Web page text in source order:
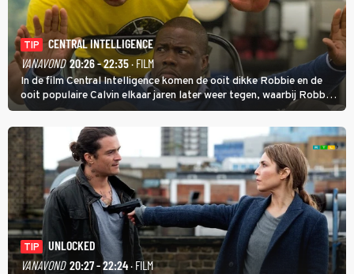
TIP
CENTRAL INTELLIGENCE
VANAVOND 20:26 - 22:35· FILM
In de film Central Intelligence komen de ooit dikke Robbie en de
ooit populaire Calvin elkaar jaren later weer tegen, waarbij Robbie,
inmiddels supergespierd en werkzaam voor de CIA, Calvins hulp
goed kan gebruiken.
TIP
UNLOCKED
VANAVOND 20:27 - 22:24· FILM